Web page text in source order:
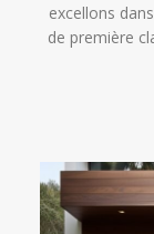
excellons
de première